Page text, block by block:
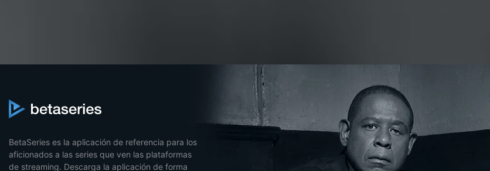
BetaSeries es la aplicación de referencia para los
aficionados a las series que ven las plataformas
de streaming. Descarga la aplicación de forma